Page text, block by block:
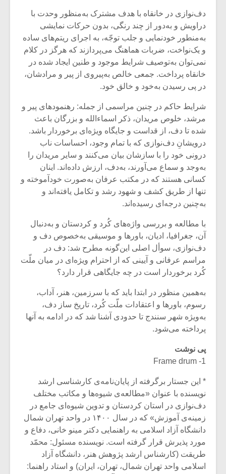
دف‌نوازی در خانقاه با هدف مشترک به‌منظور وحدت با
دراویش و به‌دور از چند رنگی، بدون حرکات نمایشی
به‌منطور خودنمایی و جلب توجّه، به اجرای ریتم‌های ساده
و یک‌نواخت، ضربات هماهنگ می‌پردازند که هرگز در کلام
نمی‌توان به‌توصیف شرایط موجود و طنین ایجاد شده در
خانقاه پرداخت. جمعی خالص به‌پیروی از پیر و مرادشان،
در پی رسیدن به‌خود و خالق خود.
شرایط حاکم در چنین مراسمی از جمله: رهنمودهای پیر و
مرشد، خلوص مریدان، ذکر اسماءالله و بزرگان باعث
شده تا دف، از قداست و جایگاه ویژه‌ای برخوردار باشد.
درویشانِ دف‌نوازی که با تمام وجود، احساسات ناب
درونی خود را با سازشان بیان می‌کنند و سایر مریدان را
به‌وجد و سماع می‌آورند، به‌دف، ارزش داده‌اند. اینان
کسانی هستند که در مکتب عرفان به‌صورت خودآموخته و
تنها از طریق کشف و شهود رشد و تکامل یافته‌اند و
به‌چنین درجه‌ای رسیده‌اند.
با مطالعه و بررسی واژه‌های کُرد و کردستان و به‌دنبال
آن، جغرافیا، ادیان، باورها و موسیقی به‌خصوص دف و
دف‌نوازی، سوأل اصلی این‌گونه مطرح شد: دف در
مراسم عرفانی و آیینی که از احترام ویژه‌ای در میان ملّت
کُرد برخوردار است در چه جایگاهی قرار دارد؟
به‌همین منظور در ابتدا باید که با سرزمین، هنر، آداب،
رسوم، باورها و اعتقادات ملّت کُرد، تاریخ ساز دف،
به‌ویژه شهر سنندج تا حدودی آشنا شد که در ادامه به آنها
پرداخته می‌شود.
پی نوشت
1- Frame drum
* این جستار برگرفته از پایان‌نامه‌ی کارشناسی ارشد
نویسنده با عنوان «مطالعه‌ی شیوه‌ها و مکاتب مختلف
دف‌نوازی در استان کردستان و تدوین شیوه‌ای جامع در
زمینه‌ی آموزش» که در سال ۱۴۰۰ در واحد تهران شمال
دانشگاه آزاد اسلامی به راهنمایی دکتر مینو خانی، دفاع و
مورد پذیرش قرار گرفته است. نویسنده مسئول: محمّد
طریقت (کارشناس ارشد پژوهش هنر، دانشگاه آزاد
اسلامی واحد تهران شمال، تهران، ایران) و استاد راهنما: